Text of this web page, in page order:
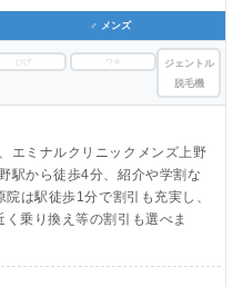
♂ メンズ
ひげ ワキ
ジェントル
脱毛機
エミナルクリニックメンズ上野
駅から徒歩4分、紹介や学割な
は駅徒歩1分で割引も充実し、
乗り換え等の割引も選べま